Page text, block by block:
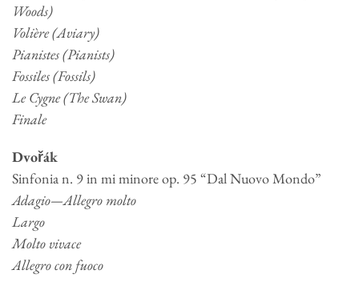
Woods)
Volière (Aviary)
Pianistes (Pianists)
Fossiles (Fossils)
Le Cygne (The Swan)
Finale
Dvořák
Sinfonia n. 9 in mi minore op. 95 “Dal Nuovo Mondo”
Adagio—Allegro molto
Largo
Molto vivace
Allegro con fuoco